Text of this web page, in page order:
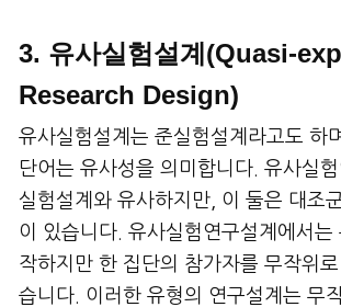
3. 유사실험설계(Quasi-
Research Design)
유사실험설계는 준실험설계라고도 하
단어는 유사성을 의미합니다. 유사실
실험설계와 유사하지만, 이 둘은 대조
이 있습니다. 유사실험연구설계에서는
작하지만 한 집단의 참가자를 무작위
습니다. 이러한 유형의 연구설계는 무